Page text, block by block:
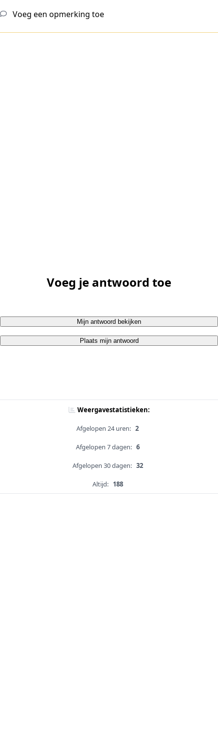
Voeg een opmerking toe
Voeg je antwoord toe
Mijn antwoord bekijken
Plaats mijn antwoord
Weergavestatistieken:
Afgelopen 24 uren: 2
Afgelopen 7 dagen: 6
Afgelopen 30 dagen: 32
Altijd: 188